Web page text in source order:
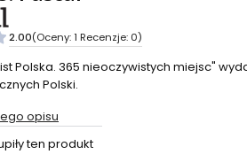
2.00(Oceny: 1 Recenzje: 0)
Polska. 365 nieoczywistych miejsc"
Polski.
opisu
ten produkt